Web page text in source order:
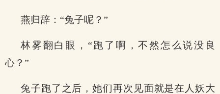
燕归辞：“兔子呢？”
林雾翻白眼，“跑了啊，不然怎么说没良
心？”
兔子跑了之后，她们再次见面就是在人妖大